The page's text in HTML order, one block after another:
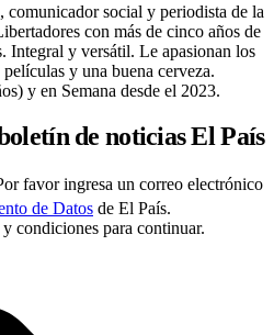
social y periodista de la
con más de cinco años de
Integral y versátil. Le apasionan los
y una buena cerveza.
y en Semana desde el 2023.
de noticias El País
favor ingresa un correo electrónico
de Datos de El País.
condiciones para continuar.